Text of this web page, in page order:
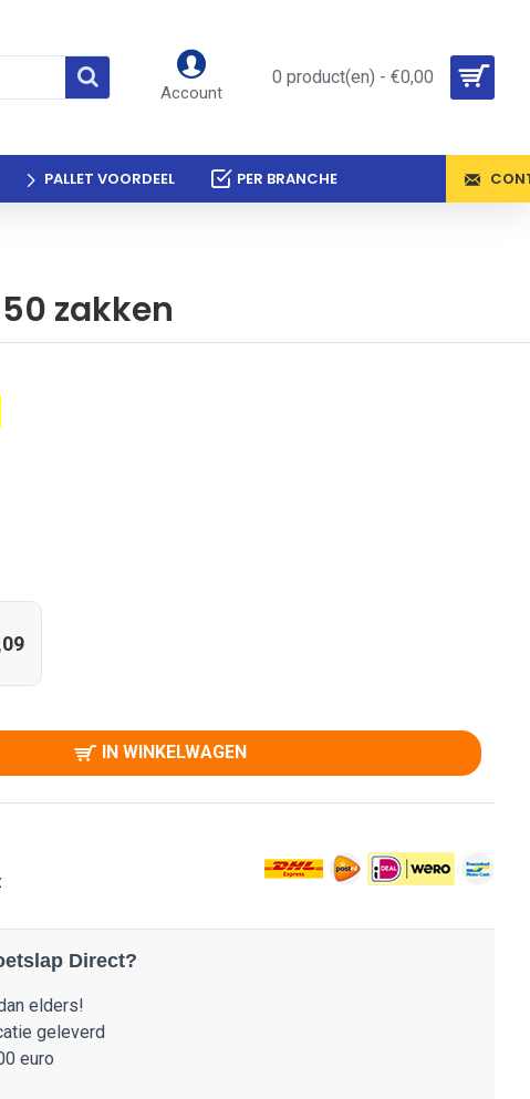
Account
0 product(en) - €0,00
PALLET VOORDEEL PER BRANCHE
zakken
IN WINKELWAGEN
Direct?
elders!
geleverd
euro